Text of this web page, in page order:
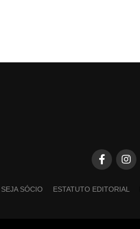
SEJA SÓCIO ESTATUTO EDITORIAL